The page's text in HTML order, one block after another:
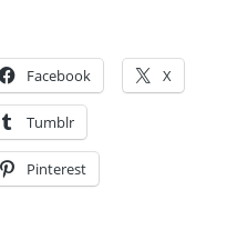
Facebook X
Tumblr
Pinterest